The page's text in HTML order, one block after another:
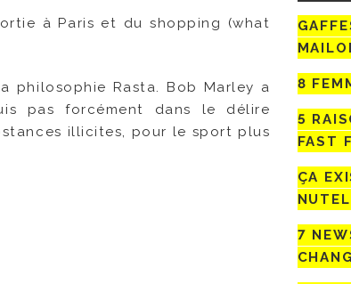
à Paris et du shopping (what
philosophie Rasta. Bob Marley a
pas forcément dans le délire
illicites, pour le sport plus
8
5
FAST
ÇA
7